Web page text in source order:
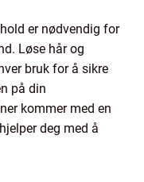
er nødvendig for
Løse hår og
bruk for å sikre
på din
kommer med en
deg med å